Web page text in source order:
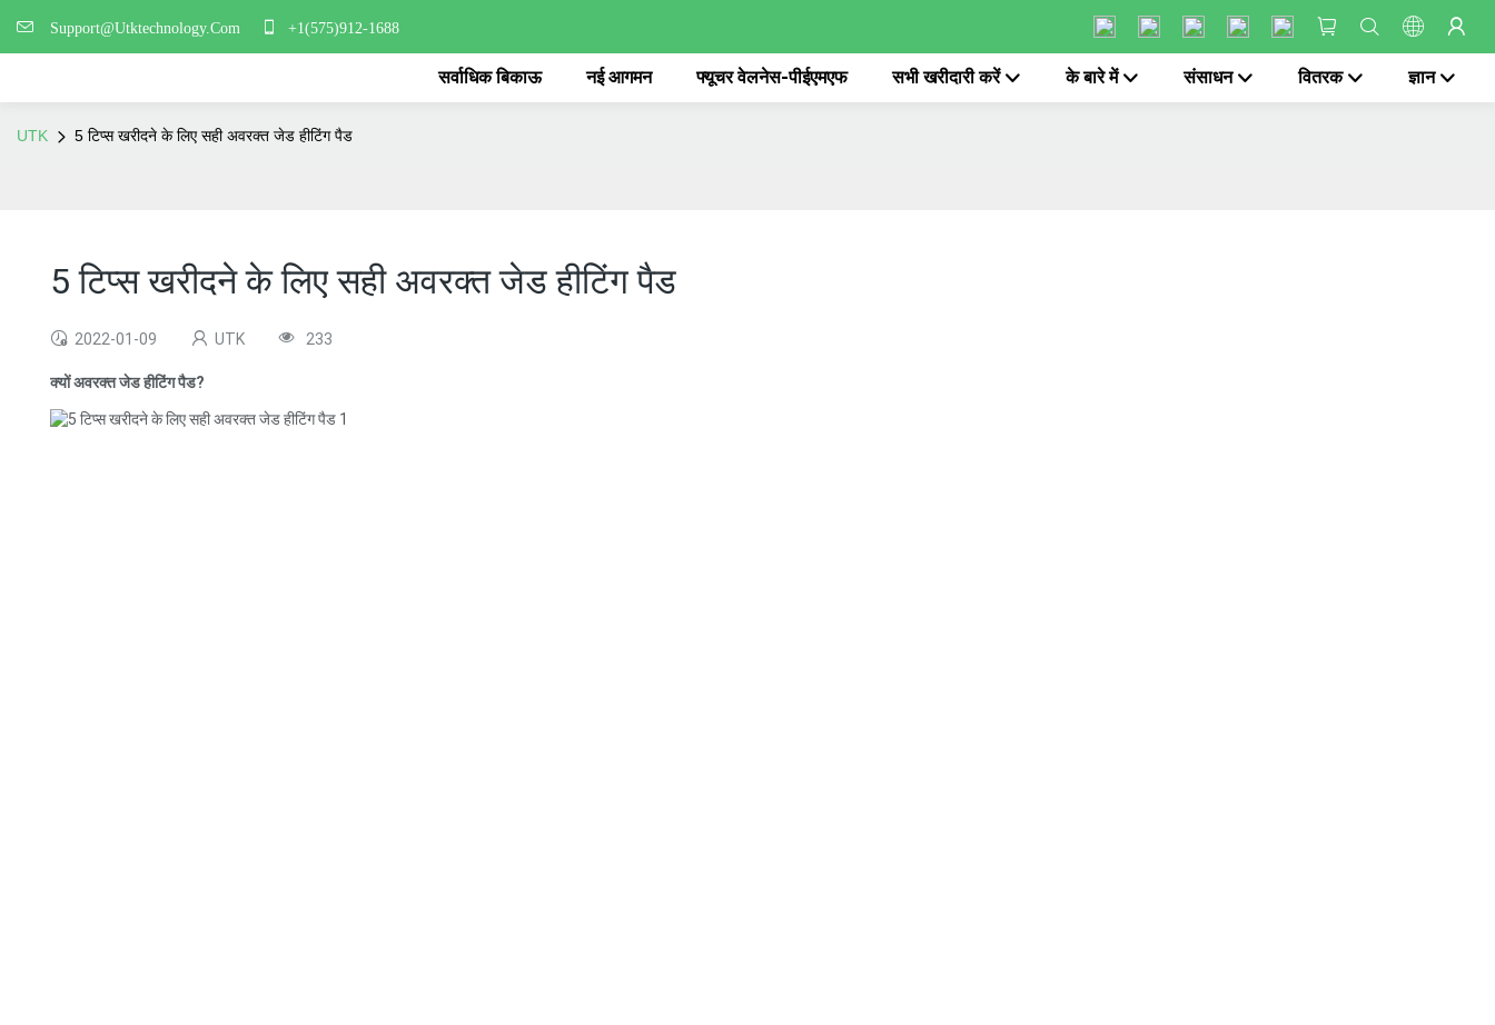
Support@Utktechnology.Com +1(575)912-1688
सर्वाधिक बिकाऊ नई आगमन फ्यूचर वेलनेस-पीईएमएफ सभी खरीदारी करें के बारे में संसाधन वितरक ज्ञान
UTK 5 टिप्स खरीदने के लिए सही अवरक्त जेड हीटिंग पैड
5 टिप्स खरीदने के लिए सही अवरक्त जेड हीटिंग पैड
2022-01-09 UTK 233
क्यों अवरक्त जेड हीटिंग पैड?